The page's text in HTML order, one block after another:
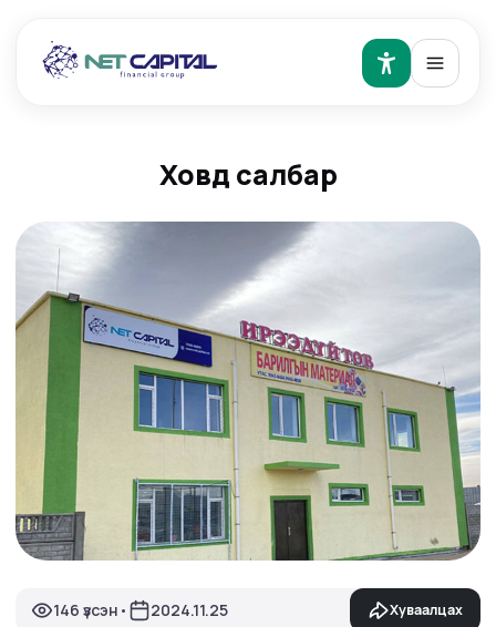
Ховд салбар
146 үзсэн • 2024.11.25 Хуваалцах